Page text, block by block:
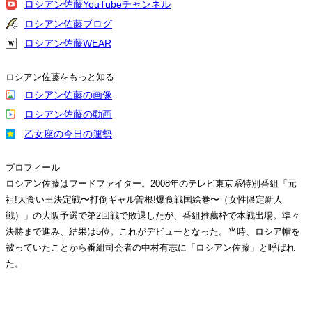
ロシアン佐藤YouTubeチャンネル
ロシアン佐藤ブログ
ロシアン佐藤WEAR
ロシアン佐藤をもっと知る
ロシアン佐藤の画像
ロシアン佐藤の動画
乙女座の今日の運勢
プロフィール
ロシアン佐藤はフードファイター。2008年のテレビ東京系特別番組「元
祖!大食い王決定戦〜打倒ギャル曽根!爆食戦国絵巻〜（女性限定新人
戦）」の大阪予選で第2回戦で敗退したが、番組推薦枠で本戦出場。準々
決勝まで進み、結果は5位。これがデビューとなった。当時、ロシア帽を
被っていたことから番組司会者の中村有志に「ロシアン佐藤」と呼ばれ
た。